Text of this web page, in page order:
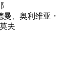
曼、奥利维亚・
夫